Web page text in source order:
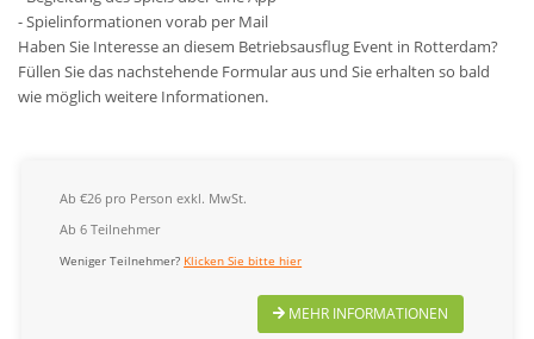
- Spielinformationen vorab per Mail
Haben Sie Interesse an diesem Betriebsausflug Event in Rotterdam?
Füllen Sie das nachstehende Formular aus und Sie erhalten so bald
wie möglich weitere Informationen.
Ab €26 pro Person exkl. MwSt.
Ab 6 Teilnehmer
Weniger Teilnehmer? Klicken Sie bitte hier
MEHR INFORMATIONEN